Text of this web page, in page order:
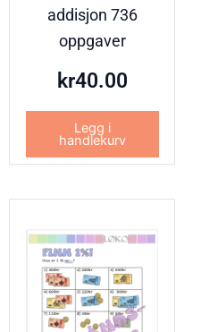
addisjon 736
oppgaver
kr40.00
Legg i
handlekurv